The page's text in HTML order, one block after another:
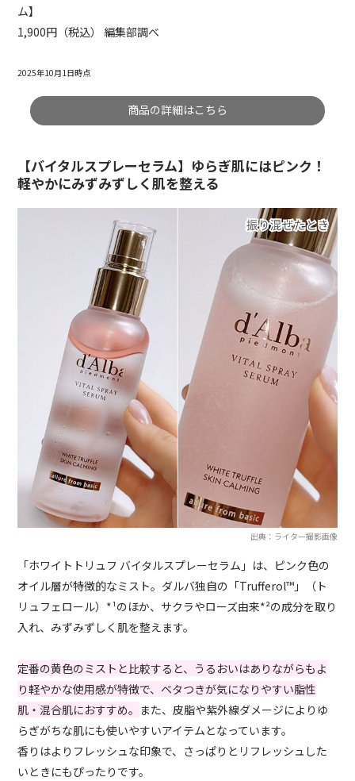
ム】
1,900円（税込） 編集部調べ
2025年10月1日時点
商品の詳細はこちら
【バイタルスプレーセラム】ゆらぎ肌にはピンク！
軽やかにみずみずしく肌を整える
出典：ライター撮影画像
「ホワイトトリュフ バイタルスプレーセラム」は、ピンク色の
オイル層が特徴的なミスト。ダルバ独自の「Trufferol™️」（ト
リュフェロール）*¹のほか、サクラやローズ由来*²の成分を取り
入れ、みずみずしく肌を整えます。
定番の黄色のミストと比較すると、うるおいはありながらもよ
り軽やかな使用感が特徴で、ベタつきが気になりやすい脂性
肌・混合肌におすすめ。 また、皮脂や紫外線ダメージによりゆ
らぎがちな肌にも使いやすいアイテムとなっています。
香りはよりフレッシュな印象で、さっぱりとリフレッシュした
いときにもぴったりです。